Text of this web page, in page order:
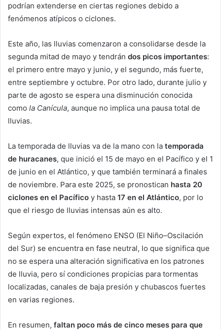
podrían extenderse en ciertas regiones debido a
fenómenos atípicos o ciclones.
Este año, las lluvias comenzaron a consolidarse desde la
segunda mitad de mayo y tendrán dos picos importantes:
el primero entre mayo y junio, y el segundo, más fuerte,
entre septiembre y octubre. Por otro lado, durante julio y
parte de agosto se espera una disminución conocida
como la Canícula, aunque no implica una pausa total de
lluvias.
La temporada de lluvias va de la mano con la temporada
de huracanes, que inició el 15 de mayo en el Pacífico y el 1
de junio en el Atlántico, y que también terminará a finales
de noviembre. Para este 2025, se pronostican hasta 20
ciclones en el Pacífico y hasta 17 en el Atlántico, por lo
que el riesgo de lluvias intensas aún es alto.
Según expertos, el fenómeno ENSO (El Niño–Oscilación
del Sur) se encuentra en fase neutral, lo que significa que
no se espera una alteración significativa en los patrones
de lluvia, pero sí condiciones propicias para tormentas
localizadas, canales de baja presión y chubascos fuertes
en varias regiones.
En resumen, faltan poco más de cinco meses para que